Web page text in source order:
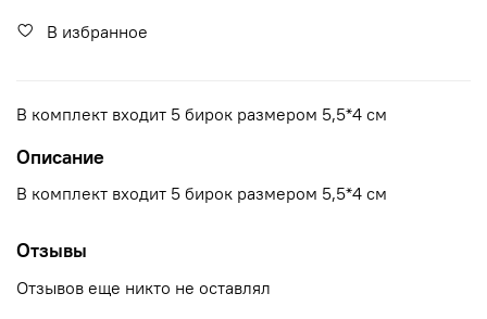
В избранное
В комплект входит 5 бирок размером 5,5*4 см
Описание
В комплект входит 5 бирок размером 5,5*4 см
Отзывы
Отзывов еще никто не оставлял